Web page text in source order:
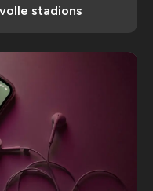
stadions